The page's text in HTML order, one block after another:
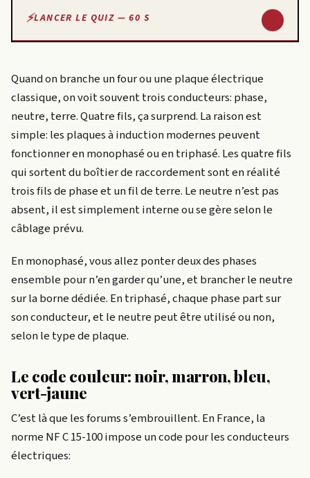
LANCER LE QUIZ — 60 S
Quand on branche un four ou une plaque électrique
classique, on voit souvent trois conducteurs: phase,
neutre, terre. Quatre fils, ça surprend. La raison est
simple: les plaques à induction modernes peuvent
fonctionner en monophasé ou en triphasé. Les quatre fils
qui sortent du boîtier de raccordement sont en réalité
trois fils de phase et un fil de terre. Le neutre n’est pas
absent, il est simplement interne ou se gère selon le
câblage prévu.
En monophasé, vous allez ponter deux des phases
ensemble pour n’en garder qu’une, et brancher le neutre
sur la borne dédiée. En triphasé, chaque phase part sur
son conducteur, et le neutre peut être utilisé ou non,
selon le type de plaque.
Le code couleur: noir, marron, bleu,
vert-jaune
C’est là que les forums s’embrouillent. En France, la
norme NF C 15-100 impose un code pour les conducteurs
électriques: